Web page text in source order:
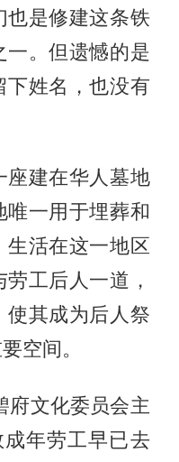
也是修建这条铁
一。但遗憾的是
下姓名，也没有
建在华人墓地
唯一用于埋葬和
活在这一地区
工后人一道，
使其成为后人祭
空间。
文化委员会主
成年劳工早已去